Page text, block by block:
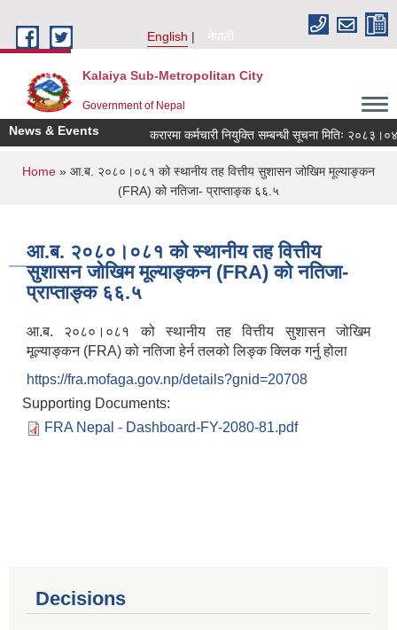
English
नेपाली
Kalaiya Sub-Metropolitan City
Government of Nepal
News & Events करारमा कर्मचारी नियुक्ति सम्बन्धी सूचना मितिः
You are here
Home » आ.ब. २०८०।०८१ को स्थानीय तह वित्तीय सुशासन जोखिम मूल्याङ्कन
(FRA) को नतिजा- प्राप्ताङ्क ६६.५
आ.ब. २०८०।०८१ को स्थानीय तह वित्तीय
सुशासन जोखिम मूल्याङ्कन (FRA) को नतिजा-
प्राप्ताङ्क ६६.५
आ.ब. २०८०।०८१ को स्थानीय तह वित्तीय सुशासन जोखिम
मूल्याङ्कन (FRA) को नतिजा हेर्न तलको लिङ्क क्लिक गर्नु होला
https://fra.mofaga.gov.np/details?gnid=20708
Supporting Documents:
FRA Nepal - Dashboard-FY-2080-81.pdf
Decisions